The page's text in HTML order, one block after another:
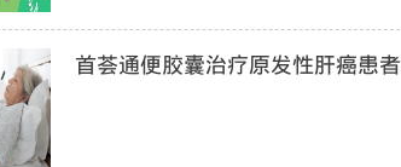
首荟通便胶囊治疗原发性肝癌患